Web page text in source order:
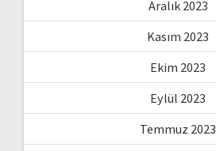
Aralık 2023
Kasım 2023
Ekim 2023
Eylül 2023
Temmuz 2023